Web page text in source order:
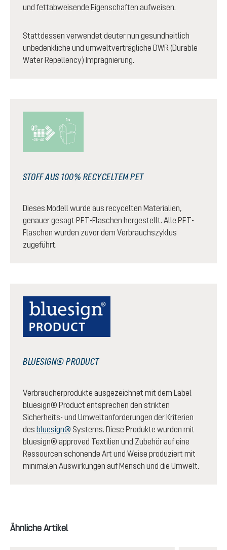
und fettabweisende Eigenschaften aufweisen.
Stattdessen verwendet deuter nun gesundheitlich
unbedenkliche und umweltverträgliche DWR (Durable
Water Repellency) Imprägnierung.
STOFF AUS 100% RECYCELTEM PET
Dieses Modell wurde aus recycelten Materialien,
genauer gesagt PET-Flaschen hergestellt. Alle PET-
Flaschen wurden zuvor dem Verbrauchszyklus
zugeführt.
BLUESIGN® PRODUCT
Verbraucherprodukte ausgezeichnet mit dem Label
bluesign® Product entsprechen den strikten
Sicherheits- und Umweltanforderungen der Kriterien
des bluesign® Systems. Diese Produkte wurden mit
bluesign® approved Textilien und Zubehör auf eine
Ressourcen schonende Art und Weise produziert mit
minimalen Auswirkungen auf Mensch und die Umwelt.
Produktgalerie überspringen
Ähnliche Artikel